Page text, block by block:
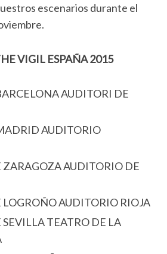
escenarios durante el
VIGIL ESPAÑA 2015
AUDITORI DE
AUDITORIO
AUDITORIO DE
AUDITORIO RIOJA
TEATRO DE LA